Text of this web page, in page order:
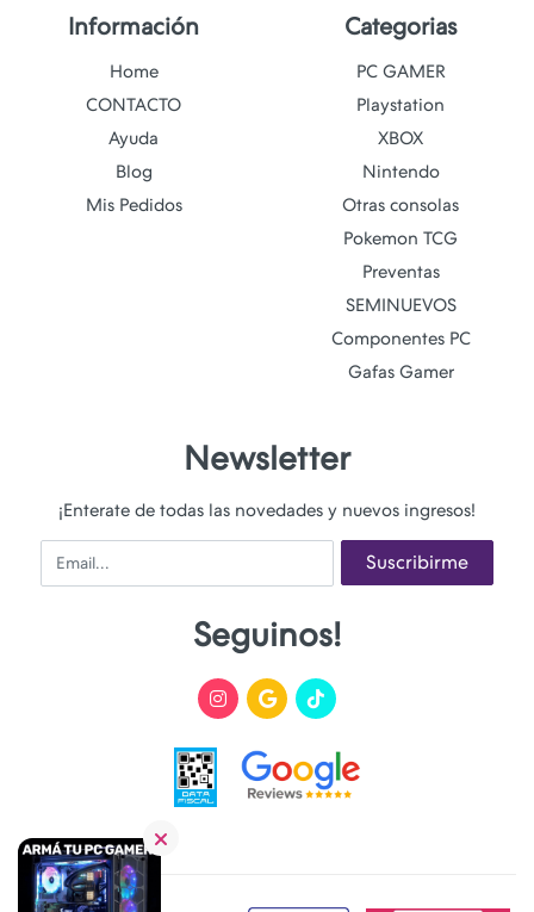
Información
Home
CONTACTO
Ayuda
Blog
Mis Pedidos
Categorias
PC GAMER
Playstation
XBOX
Nintendo
Otras consolas
Pokemon TCG
Preventas
SEMINUEVOS
Componentes PC
Gafas Gamer
Newsletter
¡Enterate de todas las novedades y nuevos ingresos!
Email Suscribirme
Seguinos!